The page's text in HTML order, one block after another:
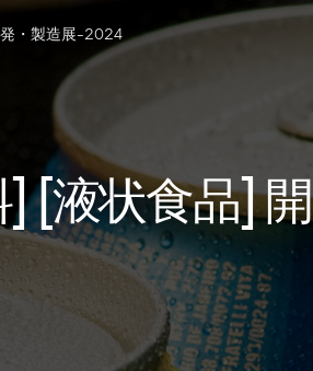
・製造展-2024
[液状食品] 開